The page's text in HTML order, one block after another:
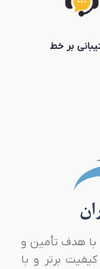
بر خط
از سال ۱۳۸۹ با هدف تأمین و
برتر و با